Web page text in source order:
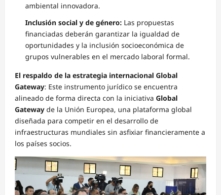
ambiental innovadora.
Inclusión social y de género: Las propuestas
financiadas deberán garantizar la igualdad de
oportunidades y la inclusión socioeconómica de
grupos vulnerables en el mercado laboral formal.
El respaldo de la estrategia internacional Global
Gateway: Este instrumento jurídico se encuentra
alineado de forma directa con la iniciativa Global
Gateway de la Unión Europea, una plataforma global
diseñada para competir en el desarrollo de
infraestructuras mundiales sin asfixiar financieramente a
los países socios.